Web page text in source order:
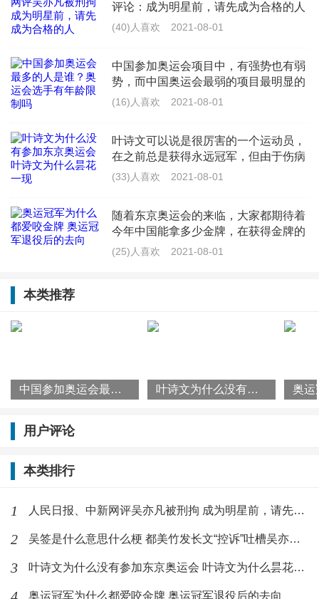
生，喜欢乖一点的对象， 把女孩子玩弄
于
评论：成为明星前，请先成为合格的人
本文转自【中国新闻网】；【成为明星
被依法
(40)人喜欢 2021-08-01
中国参加奥运会项目中，有强势也有弱
势，而中国奥运会最弱的项目最明显的
就是足球，这个项目我们总是很难得获
(16)人喜欢 2021-08-01
叶诗文可以说是很厉害的一个运动员，
在之前总是获得永远冠军，但由于伤病
的原因，导致状态大跌，这次东京奥运
中
(33)人喜欢 2021-08-01
随着东京奥运会的来临，大家都期待着
今年中国能拿多少金牌，在获得金牌的
运动员中，网友们不得不发现，奥运冠
(25)人喜欢 2021-08-01
本类推荐
中国参加奥运会最多的人是谁？奥运会选手有年龄限制吗 叶诗文为什么没有参加东京奥运会 叶诗文为什么昙花一现
用户评论
本类排行
1 人民日报、中新网评吴亦凡被刑拘 成为明星前，请先成为合格的人
2 吴签是什么意思什么梗 都美竹发长文“控诉”吐槽吴亦凡不行
3 叶诗文为什么没有参加东京奥运会 叶诗文为什么昙花一现
奥运冠军为什么都爱咬金牌 奥运冠军退役后的去向